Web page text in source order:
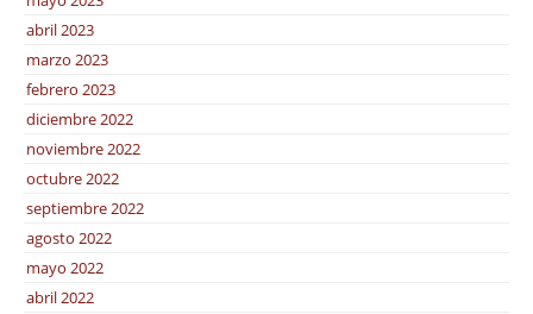
abril 2023
marzo 2023
febrero 2023
diciembre 2022
noviembre 2022
octubre 2022
septiembre 2022
agosto 2022
mayo 2022
abril 2022